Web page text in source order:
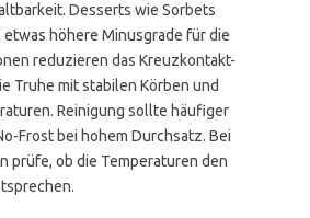
Desserts wie Sorbets
etwas höhere Minusgrade für die
reduzieren das Kreuzkontakt-
Truhe mit stabilen Körben und
Reinigung sollte häufiger
Frost bei hohem Durchsatz. Bei
prüfe, ob die Temperaturen den